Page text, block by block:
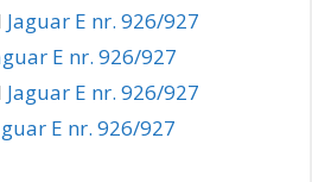
Jaguar E nr. 926/927
E nr. 926/927
Jaguar E nr. 926/927
E nr. 926/927